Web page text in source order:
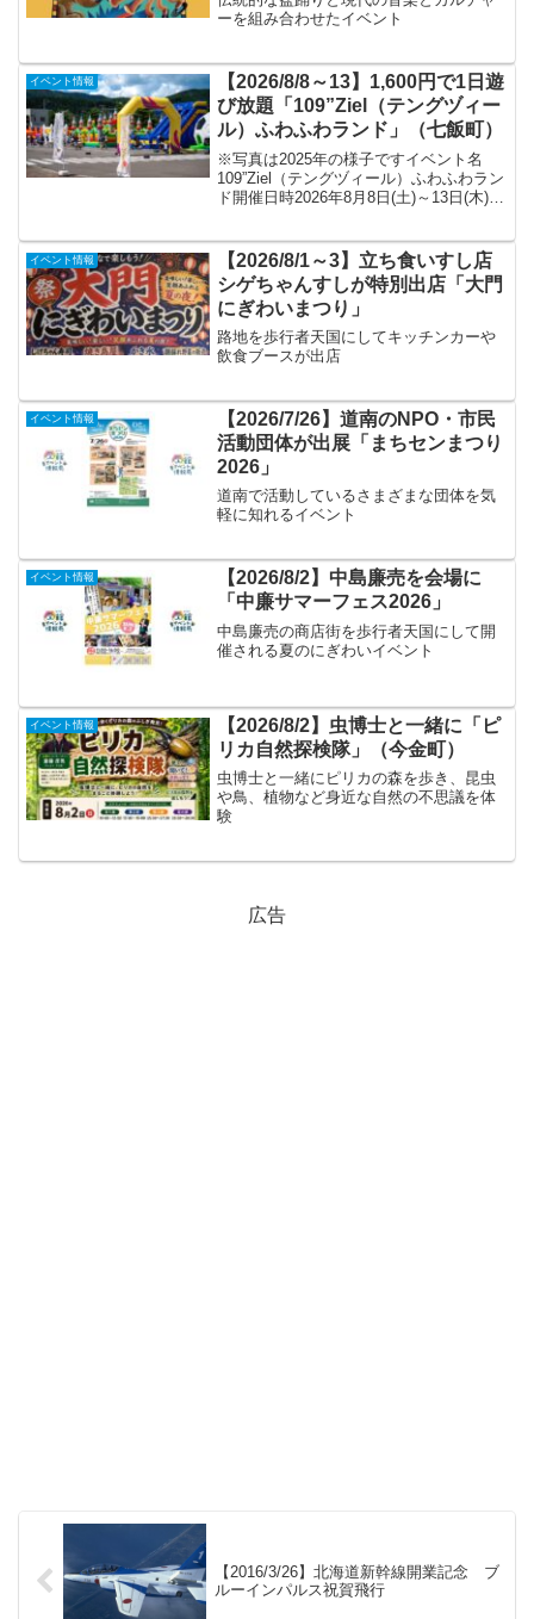
ーを組み合わせたイベント
イベント情報
【2026/8/8～13】1,600円で1日遊
び放題「109”Ziel（テングヅィー
ル）ふわふわランド」（七飯町）
※写真は2025年の様子ですイベント名
109”Ziel（テングヅィール）ふわふわラン
ド開催日時2026年8月8日(土)～13日(木)
イベント情報
【2026/8/1～3】立ち食いすし店
シゲちゃんすしが特別出店「大門
にぎわいまつり」
路地を歩行者天国にしてキッチンカーや
飲食ブースが出店
イベント情報
【2026/7/26】道南のNPO・市民
活動団体が出展「まちセンまつり
2026」
道南で活動しているさまざまな団体を気
軽に知れるイベント
イベント情報
【2026/8/2】中島廉売を会場に
「中廉サマーフェス2026」
中島廉売の商店街を歩行者天国にして開
催される夏のにぎわいイベント
イベント情報
【2026/8/2】虫博士と一緒に「ピ
リカ自然探検隊」（今金町）
虫博士と一緒にピリカの森を歩き、昆虫
や鳥、植物など身近な自然の不思議を体
験
広告
【2016/3/26】北海道新幹線開業記念 ブ
ルーインパルス祝賀飛行